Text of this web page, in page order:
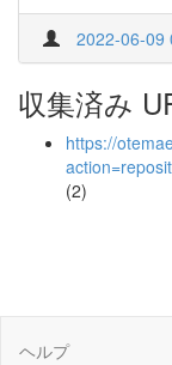
2022-06-09
収集済み
https://
(2)
ヘルプ